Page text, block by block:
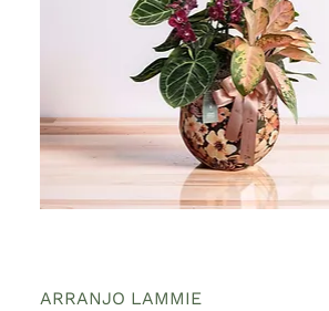
ARRANJO LAMMIE